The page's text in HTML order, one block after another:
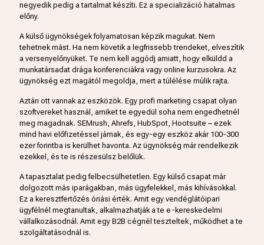
negyedik pedig a tartalmat készíti. Ez a specializáció hatalmas
előny.
A külső ügynökségek folyamatosan képzik magukat. Nem
tehetnek mást. Ha nem követik a legfrissebb trendeket, elveszítik
a versenyelőnyüket. Te nem kell aggódj amiatt, hogy elküldd a
munkatársadat drága konferenciákra vagy online kurzusokra. Az
ügynökség ezt magától megoldja, mert a túlélése múlik rajta.
Aztán ott vannak az eszközök. Egy profi marketing csapat olyan
szoftvereket használ, amiket te egyedül soha nem engedhetnél
meg magadnak. SEMrush, Ahrefs, HubSpot, Hootsuite – ezek
mind havi előfizetéssel járnak, és egy-egy eszköz akár 100-300
ezer forintba is kerülhet havonta. Az ügynökség már rendelkezik
ezekkel, és te is részesülsz belőlük.
A tapasztalat pedig felbecsülhetetlen. Egy külső csapat már
dolgozott más iparágakban, más ügyfelekkel, más kihívásokkal.
Ez a keresztfertőzés óriási érték. Amit egy vendéglátóipari
ügyfélnél megtanultak, alkalmazhatják a te e-kereskedelmi
vállalkozásodnál. Amit egy B2B cégnél teszteltek, működhet a te
szolgáltatásodnál is.